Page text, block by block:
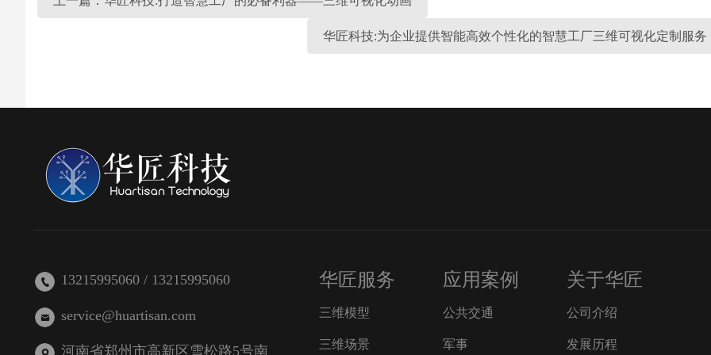
华匠科技:为企业提供智能高效个性化的智慧工厂三维可视化定制服务
13215995060 / 13215995060
service@huartisan.com
河南省郑州市高新区雪松路5号南
华匠服务
三维模型
三维场景
应用案例
公共交通
军事
关于华匠
公司介绍
发展历程